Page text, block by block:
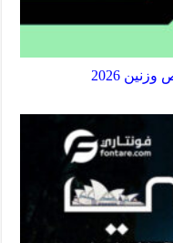
2026